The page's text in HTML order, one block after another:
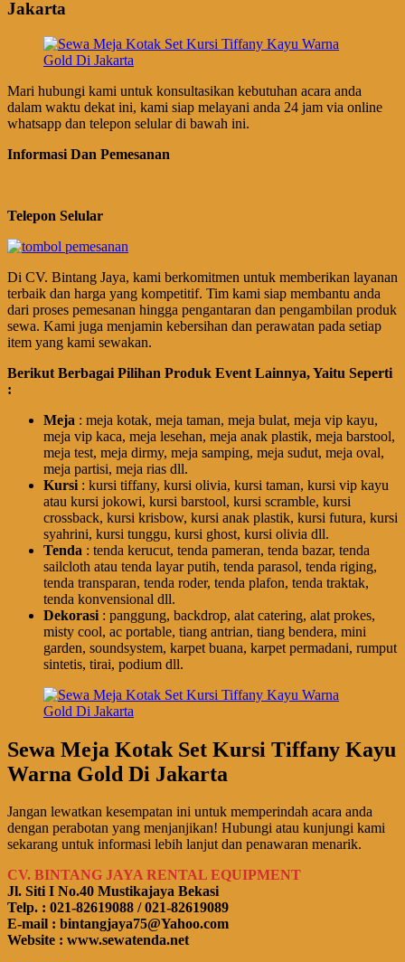
Jakarta
Mari hubungi kami untuk konsultasikan kebutuhan acara anda
dalam waktu dekat ini, kami siap melayani anda 24 jam via online
whatsapp dan telepon selular di bawah ini.
Informasi Dan Pemesanan
Telepon Selular
Di CV. Bintang Jaya, kami berkomitmen untuk memberikan layanan
terbaik dan harga yang kompetitif. Tim kami siap membantu anda
dari proses pemesanan hingga pengantaran dan pengambilan produk
sewa. Kami juga menjamin kebersihan dan perawatan pada setiap
item yang kami sewakan.
Berikut Berbagai Pilihan Produk Event Lainnya, Yaitu Seperti
:
Meja : meja kotak, meja taman, meja bulat, meja vip kayu,
meja vip kaca, meja lesehan, meja anak plastik, meja barstool,
meja test, meja dirmy, meja samping, meja sudut, meja oval,
meja partisi, meja rias dll.
Kursi : kursi tiffany, kursi olivia, kursi taman, kursi vip kayu
atau kursi jokowi, kursi barstool, kursi scramble, kursi
crossback, kursi krisbow, kursi anak plastik, kursi futura, kursi
syahrini, kursi tunggu, kursi ghost, kursi olivia dll.
Tenda : tenda kerucut, tenda pameran, tenda bazar, tenda
sailcloth atau tenda layar putih, tenda parasol, tenda riging,
tenda transparan, tenda roder, tenda plafon, tenda traktak,
tenda konvensional dll.
Dekorasi : panggung, backdrop, alat catering, alat prokes,
misty cool, ac portable, tiang antrian, tiang bendera, mini
garden, soundsystem, karpet buana, karpet permadani, rumput
sintetis, tirai, podium dll.
Sewa Meja Kotak Set Kursi Tiffany Kayu
Warna Gold Di Jakarta
Jangan lewatkan kesempatan ini untuk memperindah acara anda
dengan perabotan yang menjanjikan! Hubungi atau kunjungi kami
sekarang untuk informasi lebih lanjut dan penawaran menarik.
CV. BINTANG JAYA RENTAL EQUIPMENT
Jl. Siti I No.40 Mustikajaya Bekasi
Telp. : 021-82619088 / 021-82619089
E-mail : bintangjaya75@Yahoo.com
Website : www.sewatenda.net